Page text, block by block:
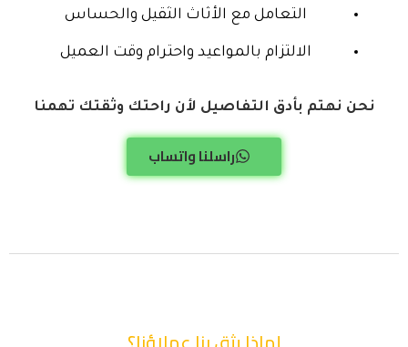
التعامل مع الأثاث الثقيل والحساس
الالتزام بالمواعيد واحترام وقت العميل
نحن نهتم بأدق التفاصيل لأن راحتك وثقتك تهمنا
راسلنا واتساب